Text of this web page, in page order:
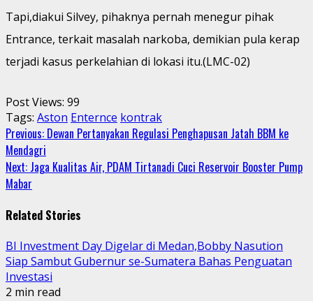
Tapi,diakui Silvey, pihaknya pernah menegur pihak
Entrance, terkait masalah narkoba, demikian pula kerap
terjadi kasus perkelahian di lokasi itu.(LMC-02)
Post Views: 99
Tags: Aston Enternce kontrak
Continue
Reading
Previous: Dewan Pertanyakan Regulasi Penghapusan Jatah BBM ke
Mendagri
Next: Jaga Kualitas Air, PDAM Tirtanadi Cuci Reservoir Booster Pump
Mabar
Related Stories
BI Investment Day Digelar di Medan,Bobby Nasution
Siap Sambut Gubernur se-Sumatera Bahas Penguatan
Investasi
2 min read